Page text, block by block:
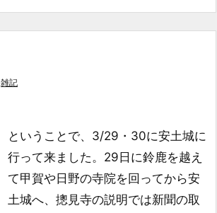
雑記
ということで、3/29・30に安土城に
行って来ました。 29日に鈴鹿を越え
て甲賀や日野の寺院を回ってから安
土城へ、 摠見寺の説明では新聞の取